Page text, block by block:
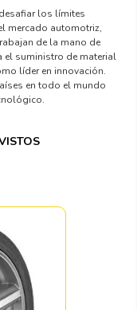
los límites
mercado automotriz,
de la mano de
el suministro de material
líder en innovación.
en todo el mundo